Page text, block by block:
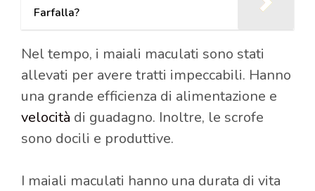
Farfalla?
Nel tempo, i maiali maculati sono stati
allevati per avere tratti impeccabili. Hanno
una grande efficienza di alimentazione e
velocità di guadagno. Inoltre, le scrofe
sono docili e produttive.
I maiali maculati hanno una durata di vita